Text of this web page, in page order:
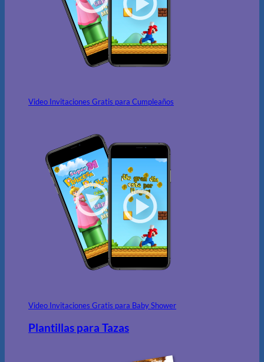
Video Invitaciones Gratis para Cumpleaños
Video Invitaciones Gratis para Baby Shower
Plantillas para Tazas